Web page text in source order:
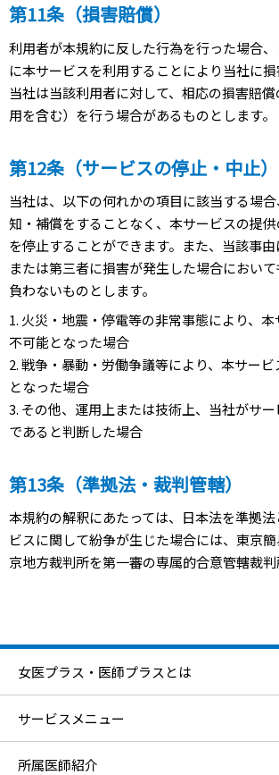
第11条（損害賠償）
利用者が本規約に反した行為を行った場合
に本サービスを利用することにより当社に損
当社は当該利用者に対して、相応の損害賠
用を含む）を行う場合があるものとします。
第12条（サービスの停止・中止）
当社は、以下の何れかの項目に該当する場
知・補償をすることなく、本サービスの提
を停止することができます。また、当該事
または第三者に損害が発生した場合におい
負わないものとします。
1. 火災・地震・停電等の非常事態により、
不可能となった場合
2. 戦争・暴動・労働争議等により、本サー
となった場合
3. その他、運用上または技術上、当社がサ
であると判断した場合
第13条（準拠法・裁判管轄）
本規約の解釈にあたっては、日本法を準拠法
ビスに関して紛争が生じた場合には、東京
京地方裁判所を第一審の専属的合意管轄裁判
女医プラス・医師プラスとは
サービスメニュー
所属医師紹介